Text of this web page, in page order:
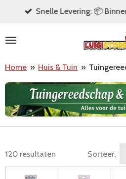
naar
hoofdinhoud
Snelle Levering: 📦
Home » Huis & Tuin »
120 resultaten Sorteer: